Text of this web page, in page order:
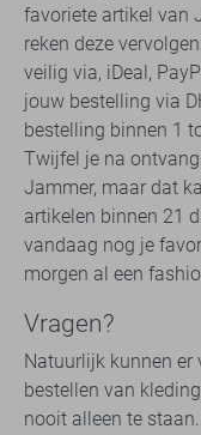
favoriete artikel van
reken deze
veilig via, iDeal,
jouw bestelling via
bestelling binnen 1
Twijfel je na
Jammer, maar dat
artikelen binnen 21
vandaag nog je
morgen al een
Vragen?
Natuurlijk kunnen er
bestellen van
nooit alleen te